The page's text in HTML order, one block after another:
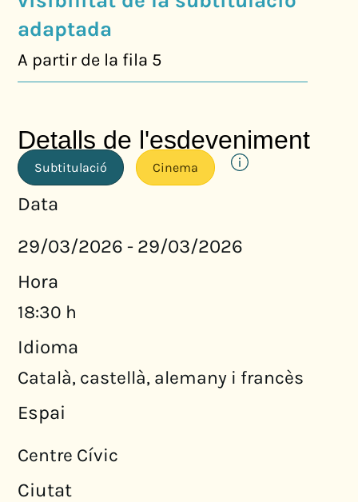
adaptada
A partir de la fila 5
Detalls de l'esdeveniment
Subtitulació Cinema
Data
29/03/2026 - 29/03/2026
Hora
18:30 h
Idioma
Català, castellà, alemany i francès
Espai
Centre Cívic
Ciutat